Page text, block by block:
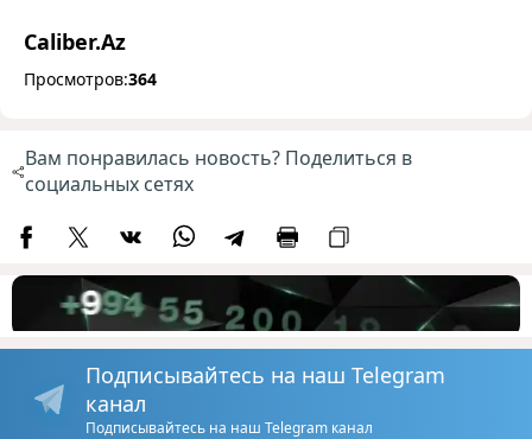
Caliber.Az
Просмотров:364
Вам понравилась новость? Поделиться в
социальных сетях
Подписывайтесь на наш Telegram
канал
Подписывайтесь на наш Telegram канал